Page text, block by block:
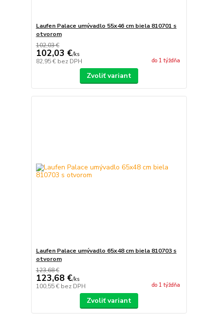
Laufen Palace umývadlo 55x46 cm biela 810701 s
otvorom
102,03 €
102,03 €/ks
82,95 € bez DPH do 1 týždňa
Zvoliť variant
Laufen Palace umývadlo 65x48 cm biela 810703 s
otvorom
123,68 €
123,68 €/ks
100,55 € bez DPH do 1 týždňa
Zvoliť variant